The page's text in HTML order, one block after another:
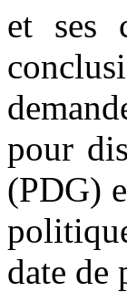
et ses
pour
(PDG)
date de